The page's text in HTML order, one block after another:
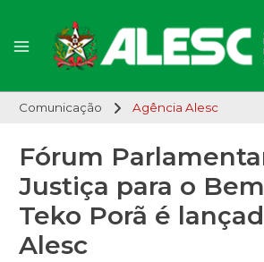
Comunicação Agência Alesc
Fórum
Justiça para o
Teko Porã é
Alesc